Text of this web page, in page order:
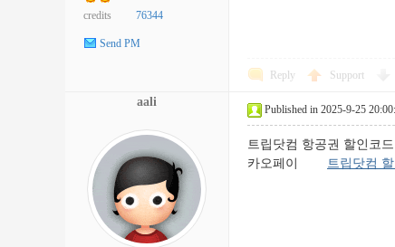
credits 76344
Send PM
Reply Support
aali
Published in 2025-9-25
트립닷컴 항공권 할인코
카오페이 트립닷컴